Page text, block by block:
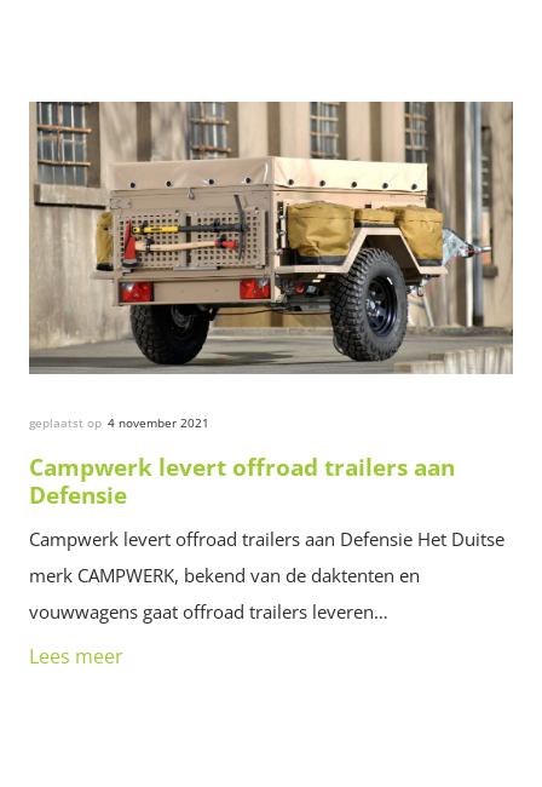
geplaatst op 4 november 2021
Campwerk levert offroad trailers aan
Defensie
Campwerk levert offroad trailers aan Defensie Het Duitse
merk CAMPWERK, bekend van de daktenten en
vouwwagens gaat offroad trailers leveren…
Lees meer